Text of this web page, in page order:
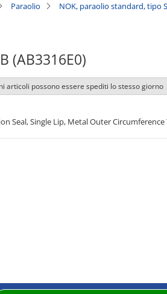
Paraolio NOK, paraolio standard, tipo
(AB3316E0)
articoli possono essere spediti lo stesso giorno
Seal, Single Lip, Metal Outer Circumference